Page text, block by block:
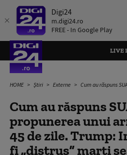
Digi24
m.digi24.ro
FREE - In Google Play
LIVE
HOME Știri Externe Cum au răspuns SUA și Iran la propunerea
Cum au răspuns
propunerea unui
45 de zile. Trump:
fi „distrus” marţi